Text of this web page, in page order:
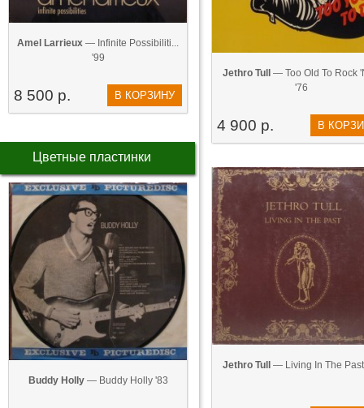
Amel Larrieux — Infinite Possibiliti...
'99
8 500 р. В КОРЗИНУ
Цветные пластинки
Buddy Holly— Buddy Holly '83
Jethro Tull
— Too Old To Rock
'76
4 900 р. В
Jethro Tull — Living In The